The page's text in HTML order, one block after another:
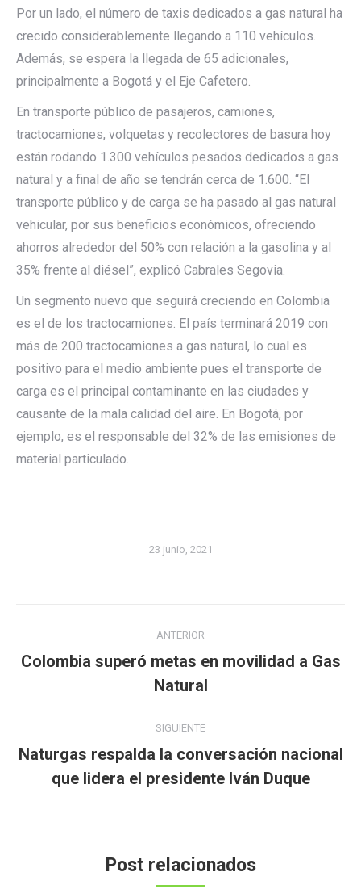
Por un lado, el número de taxis dedicados a gas natural ha
crecido considerablemente llegando a 110 vehículos.
Además, se espera la llegada de 65 adicionales,
principalmente a Bogotá y el Eje Cafetero.
En transporte público de pasajeros, camiones,
tractocamiones, volquetas y recolectores de basura hoy
están rodando 1.300 vehículos pesados dedicados a gas
natural y a final de año se tendrán cerca de 1.600. “El
transporte público y de carga se ha pasado al gas natural
vehicular, por sus beneficios económicos, ofreciendo
ahorros alrededor del 50% con relación a la gasolina y al
35% frente al diésel”, explicó Cabrales Segovia.
Un segmento nuevo que seguirá creciendo en Colombia
es el de los tractocamiones. El país terminará 2019 con
más de 200 tractocamiones a gas natural, lo cual es
positivo para el medio ambiente pues el transporte de
carga es el principal contaminante en las ciudades y
causante de la mala calidad del aire. En Bogotá, por
ejemplo, es el responsable del 32% de las emisiones de
material particulado.
23 junio, 2021
entre
publicaciones
ANTERIOR
Publicación
anterior:
Colombia superó metas en movilidad a Gas
Natural
SIGUIENTE
Publicación
siguiente:
Naturgas respalda la conversación nacional
que lidera el presidente Iván Duque
Post relacionados